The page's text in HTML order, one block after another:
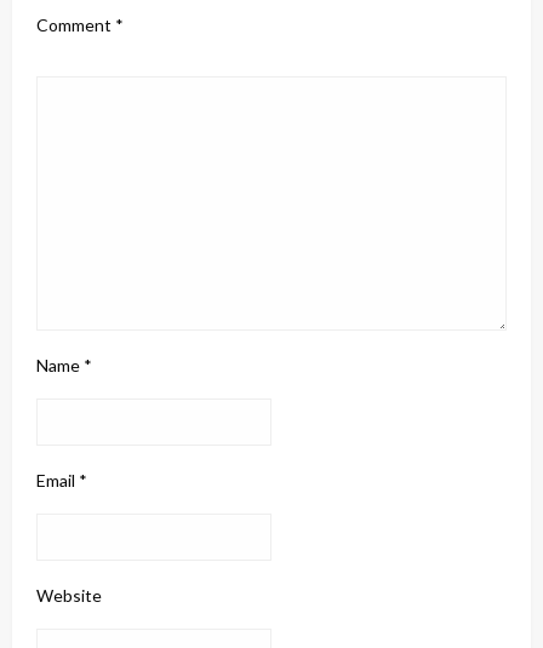
Comment *
Name *
Email *
Website